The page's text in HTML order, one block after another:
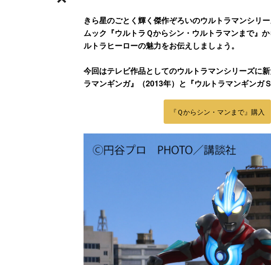
きら星のごとく輝く傑作ぞろいのウルトラマンシリ
ムック『ウルトラＱからシン・ウルトラマンまで』
ルトラヒーローの魅力をお伝えしましょう。
今回はテレビ作品としてのウルトラマンシリーズに
ラマンギンガ』（2013年）と『ウルトラマンギンガ
『Ｑからシン・マンまで』購入